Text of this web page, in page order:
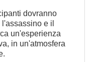
dovranno
e il
un'esperienza
in un'atmosfera